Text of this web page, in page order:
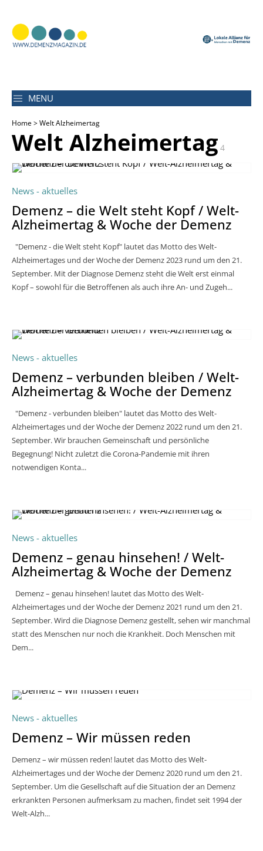
MENU
Home> Welt Alzheimertag
Welt Alzheimertag 4
News - aktuelles
Demenz – die Welt steht Kopf / Welt-
Alzheimertag & Woche der Demenz
"Demenz - die Welt steht Kopf" lautet das Motto des Welt-
Alzheimertages und der Woche der Demenz 2023 rund um den 21.
September. Mit der Diagnose Demenz steht die Welt erst einmal
Kopf – sowohl für die Betroffenen als auch ihre An- und Zugeh...
News - aktuelles
Demenz – verbunden bleiben / Welt-
Alzheimertag & Woche der Demenz
"Demenz - verbunden bleiben" lautet das Motto des Welt-
Alzheimertages und der Woche der Demenz 2022 rund um den 21.
September. Wir brauchen Gemeinschaft und persönliche
Begegnung! Nicht zuletzt die Corona-Pandemie mit ihren
notwendigen Konta...
News - aktuelles
Demenz – genau hinsehen! / Welt-
Alzheimertag & Woche der Demenz
Demenz – genau hinsehen! lautet das Motto des Welt-
Alzheimertages und der Woche der Demenz 2021 rund um den 21.
September. Wird die Diagnose Demenz gestellt, sehen wir manchmal
statt des Menschen nur noch die Krankheit. Doch Menschen mit
Dem...
News - aktuelles
Demenz – Wir müssen reden
Demenz – wir müssen reden! lautet das Motto des Welt-
Alzheimertages und der Woche der Demenz 2020 rund um den 21.
September. Um die Gesellschaft auf die Situation der an Demenz
erkrankten Personen aufmerksam zu machen, findet seit 1994 der
Welt-Alzh...